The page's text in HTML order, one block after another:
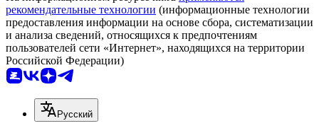
рекомендательные технологии (информационные технологии
предоставления информации на основе сбора, систематизации
и анализа сведений, относящихся к предпочтениям
пользователей сети «Интернет», находящихся на территории
Российской Федерации)
Русский